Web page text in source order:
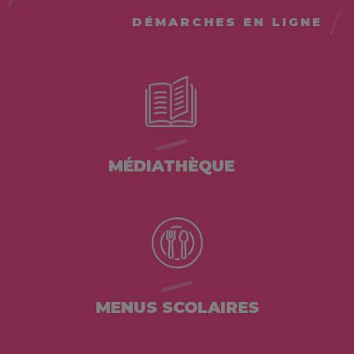
DÉMARCHES EN LIGNE
MÉDIATHÈQUE
MENUS SCOLAIRES